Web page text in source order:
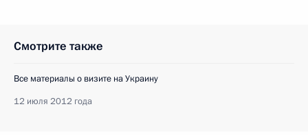
Смотрите также
Все материалы о визите на Украину
12 июля 2012 года